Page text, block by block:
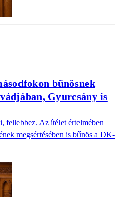
bűnösnek
Gyurcsány is
fellebbez. Az ítélet értelmében
megsértésében is bűnös a DK-